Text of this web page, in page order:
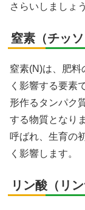
さらいしましょう
窒素（チッ
窒素(N)は、肥料
く影響する要素
形作るタンパク
する物質となり
呼ばれ、生育の
く影響します。
リン酸（リ